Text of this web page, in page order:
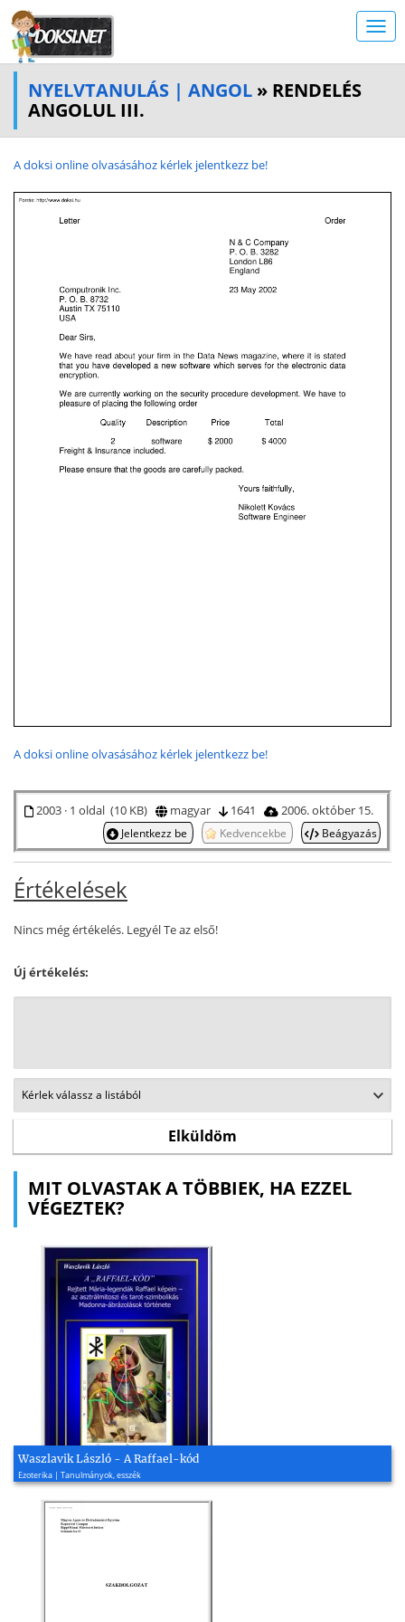
NYELVTANULÁS | ANGOL » RENDELÉS
ANGOLUL III.
A doksi online olvasásához kérlek jelentkezz be!
A doksi online olvasásához kérlek jelentkezz be!
2003 · 1 oldal (10 KB) magyar 1641 2006. október 15.
Jelentkezz be Kedvencekbe Beágyazás
Értékelések
Nincs még értékelés. Legyél Te az első!
Új értékelés:
MIT OLVASTAK A TÖBBIEK, HA EZZEL
VÉGEZTEK?
Waszlavik László - A Raffael-kód
Ezoterika | Tanulmányok, esszék